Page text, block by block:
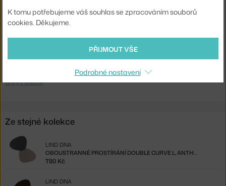
Kód produktu LND-990282
EAN
5711905523352
Ste zo Slovenska? Prejdite naObojstranné prestieranie Double
Curve L, warm grey / black
Shopping from the EU? Switch toTable Mat Curve Double L, warm
grey / black
Ze stejné kolekce
OBOUSTRANNÉ PROSTÍRÁNÍ DOUBLE CURVE L, ANTHRACITE / LIGHT GREY
LIND DNA
780 Kč
LIND DNA
K tomu potřebujeme váš souhlas se zpracováním souborů
cookies. Děkujeme.
PŘIJMOUT VŠE
Podrobné nastavení